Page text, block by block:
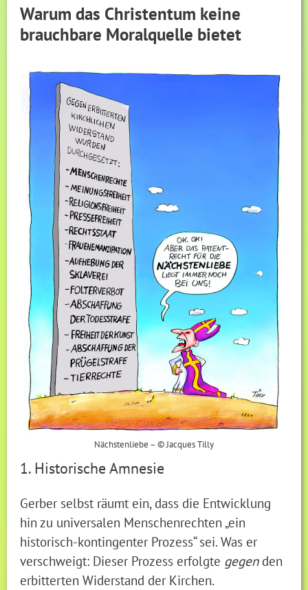
Warum das Christentum keine
brauchbare Moralquelle bietet
Nächstenliebe – © Jacques Tilly
1. Historische Amnesie
Gerber selbst räumt ein, dass die Entwicklung
hin zu universalen Menschenrechten „ein
historisch-kontingenter Prozess“ sei. Was er
verschweigt: Dieser Prozess erfolgte gegenden
erbitterten Widerstand der Kirchen.